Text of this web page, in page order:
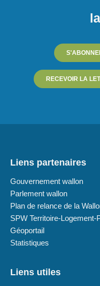
RECEVOIR LA
Liens partenaires
Gouvernement wallon
Parlement wallon
Plan de relance de la
SPW Territoire-Logement-
Géoportail
Statistiques
Liens utiles